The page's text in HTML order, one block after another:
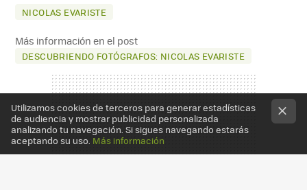
NICOLAS EVARISTE
Más información en el post
DESCUBRIENDO FOTÓGRAFOS: NICOLAS EVARISTE
Utilizamos cookies de terceros para generar estadísticas
de audiencia y mostrar publicidad personalizada
analizando tu navegación. Si sigues navegando estarás
aceptando su uso. Más información